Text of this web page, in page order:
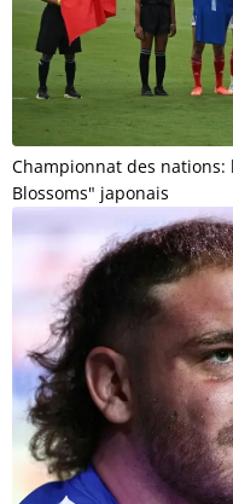
Championnat des nations:
Blossoms" japonais